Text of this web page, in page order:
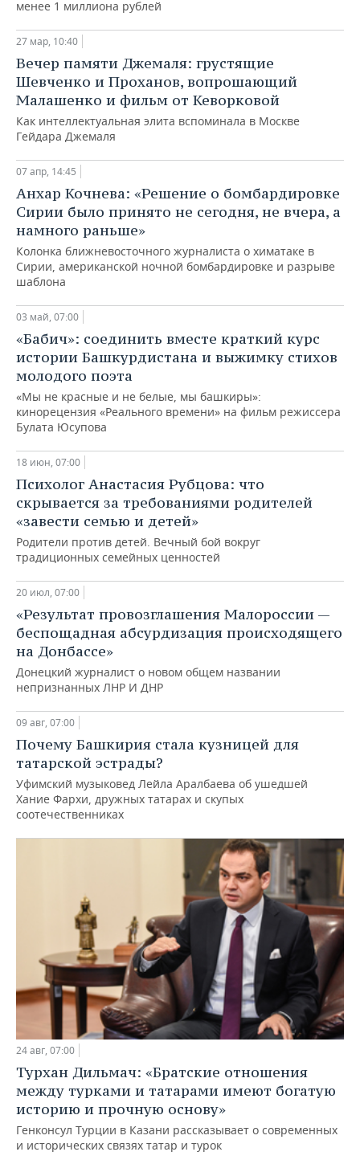
менее 1 миллиона рублей
27 мар, 10:40
Вечер памяти Джемаля: грустящие
Шевченко и Проханов, вопрошающий
Малашенко и фильм от Кеворковой
Как интеллектуальная элита вспоминала в Москве
Гейдара Джемаля
07 апр, 14:45
Анхар Кочнева: «Решение о бомбардировке
Сирии было принято не сегодня, не вчера, а
намного раньше»
Колонка ближневосточного журналиста о химатаке в
Сирии, американской ночной бомбардировке и разрыве
шаблона
03 май, 07:00
«Бабич»: соединить вместе краткий курс
истории Башкурдистана и выжимку стихов
молодого поэта
«Мы не красные и не белые, мы башкиры»:
кинорецензия «Реального времени» на фильм режиссера
Булата Юсупова
18 июн, 07:00
Психолог Анастасия Рубцова: что
скрывается за требованиями родителей
«завести семью и детей»
Родители против детей. Вечный бой вокруг
традиционных семейных ценностей
20 июл, 07:00
«Результат провозглашения Малороссии —
беспощадная абсурдизация происходящего
на Донбассе»
Донецкий журналист о новом общем названии
непризнанных ЛНР И ДНР
09 авг, 07:00
Почему Башкирия стала кузницей для
татарской эстрады?
Уфимский музыковед Лейла Аралбаева об ушедшей
Хание Фархи, дружных татарах и скупых
соотечественниках
24 авг, 07:00
Турхан Дильмач: «Братские отношения
между турками и татарами имеют богатую
историю и прочную основу»
Генконсул Турции в Казани рассказывает о современных
и исторических связях татар и турок